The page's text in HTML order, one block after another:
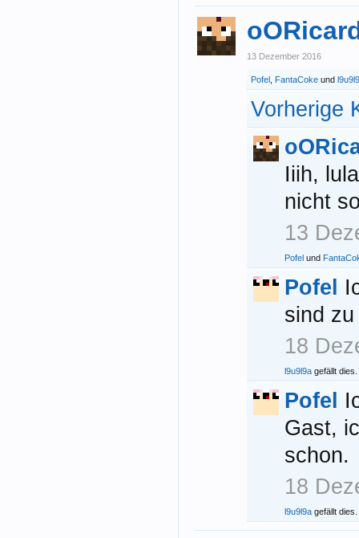
13 Dezember 2016
Pofel FantaCoke und
Vorherige
Iiih,
nicht
13
Pofel und
Pofel
sind
18
l9u9l9a gefällt dies.
Pofel
Gast,
schon.
18
l9u9l9a gefällt dies.